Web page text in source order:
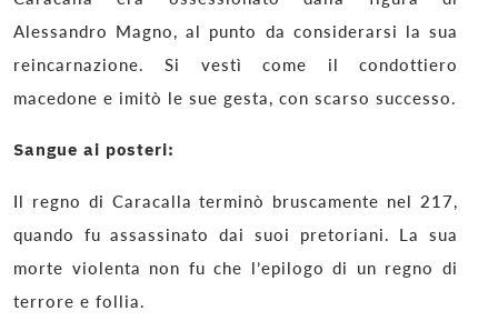
Alessandro Magno, al punto da considerarsi la sua
reincarnazione. Si vestì come il condottiero
macedone e imitò le sue gesta, con scarso successo.
Sangue ai posteri:
Il regno di Caracalla terminò bruscamente nel 217,
quando fu assassinato dai suoi pretoriani. La sua
morte violenta non fu che l’epilogo di un regno di
terrore e follia.